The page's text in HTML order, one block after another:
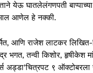
येऊ घातलेलंगणपती
आणेल हे नक्की.
आणि राजेश लाटकर
भगत, तन्वी किशोर, हृषीकेश
अड्डा’चित्रपट ९ ऑक्टोबरला